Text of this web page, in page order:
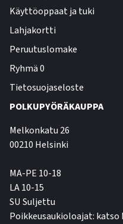
Käyttöoppaat ja tuki
Lahjakortti
Peruutuslomake
Ryhmä 0
Tietosuojaseloste
POLKUPYÖRÄKAUPPA
Melkonkatu 26
00210 Helsinki
MA-PE 10-18
LA 10-15
SU Suljettu
Poikkeusaukioloajat: